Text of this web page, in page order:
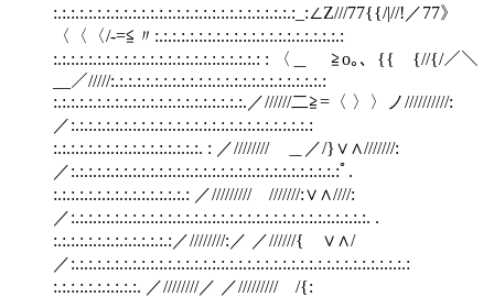
:.:.:.:.:.:.:.:.:.:.:.:.:.:.:.:.:.:.:.:.:.:.:.:.:.:.:.:_:∠Z///77{{/|//!／77》
〈〈〈/‐=≦〃:.:.:.:.:.:.:.:.:.:.:.:.:.:.:.:.:.:.:.:.:.:
:.:.:.:.:.:.:.:.:.:.:.:.:.:.:.:.:.:.:.:.:.:.:.: : 〈＿ ≧o｡、{{ {//{/／＼
__／/////:.:.:.:.:.:.:.:.:.:.:.:.:.:.:.:.:.:.:.:.:.:.:.:.:
:.:.:.:.:.:.:.:.:.:.:.:.:.:.:.:.:.:.:.:.:.:.／//////二≧=〈 〉〉ノ//////////:
／:.:.:.:.:.:.:.:.:.:.:.:.:.:.:.:.:.:.:.:.:.:.:.:.:.:.:.:
:.:.:.:.:.:.:.:.:.:.:.:.:.:.:.:.:. : ／////////ゝ＿／/}∨∧///////:
／:.:.:.:.:.:.:.:.:.:.:.:.:.:.:.:.:.:.:.:.:.:.:.:.:.:.:.:.:.:.:ﾟ.
:.:.:.:.:.:.:.:.:.:.:.:.:.:.:.: ／///////// ///////:∨∧////:
／:.:.:.:.:.:.:.:.:.:.:.:.:.:.:.:.:.:.:.:.:.:.:.:.:.:.:.:.:.:.:.:.:.:. .
:.:.:.:.:.:.:.:.:.:.:.:.:.:／////////:／ ／//////{ ∨∧/
／:.:.:.:.:.:.:.:.:.:.:.:.:.:.:.:.:.:.:.:.:.:.:.:.:.:.:.:.:.:.:.:.:.:.:.:.:.:.:
:.:.:.:.:.:.:.:.:.:. ／////////／ ／///////// /{: